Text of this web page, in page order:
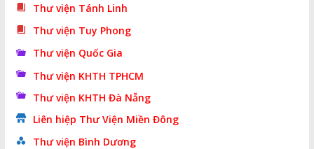
Thư viện Tánh Linh
Thư viện Tuy Phong
Thư viện Quốc Gia
Thư viện KHTH TPHCM
Thư viện KHTH Đà Nẵng
Liên hiệp Thư Viện Miền Đông
Thư viện Bình Dương